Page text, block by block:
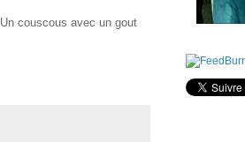
Un couscous avec un gout